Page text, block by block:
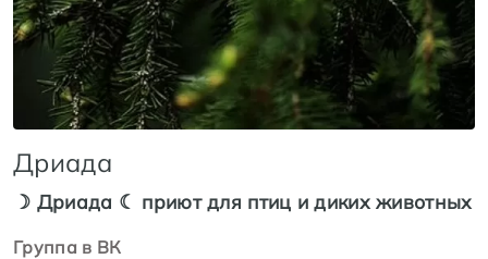
Дриада
☽ Дриада ☾ приют для птиц и диких животных
Группа в ВК